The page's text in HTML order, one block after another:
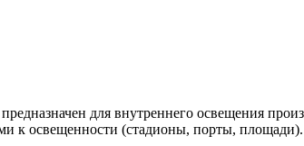
для внутреннего освещения
к освещенности (стадионы, порты, площади).